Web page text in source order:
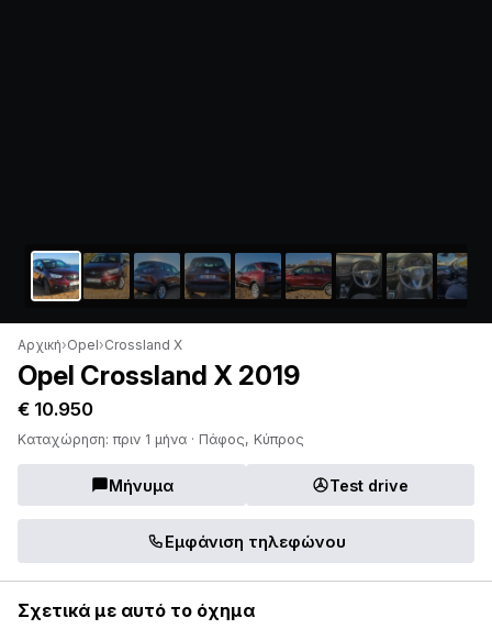
Αρχική›Opel›Crossland X
Opel Crossland X 2019
€ 10.950
Καταχώρηση: πριν 1 μήνα · Πάφος, Κύπρος
Μήνυμα Test drive
Εμφάνιση τηλεφώνου
Σχετικά με αυτό το όχημα